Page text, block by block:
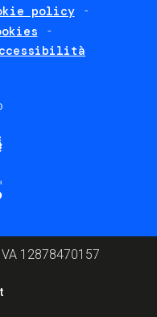
policy
12878470157